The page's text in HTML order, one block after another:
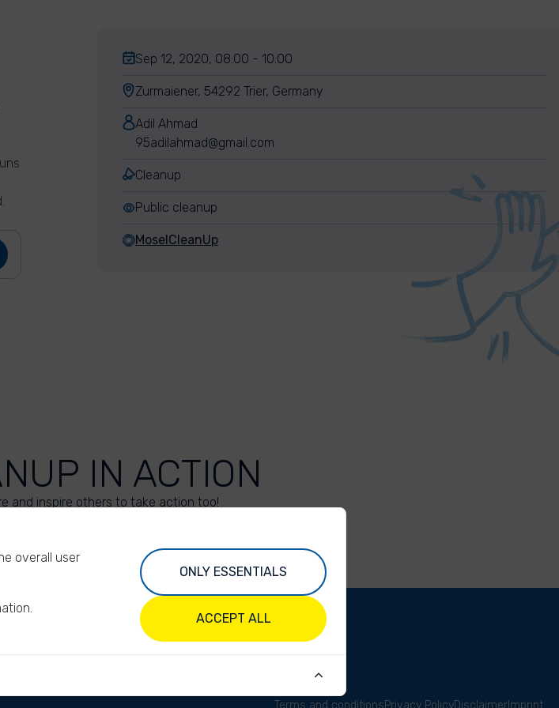
Sep 12, 2020, 08:00 - 10:00
Zurmaiener, 54292 Trier, Germany
Adil Ahmad
95adilahmad@gmail.com
Cleanup
Public cleanup
MoselCleanUp
IN ACTION
and inspire others to take action too!
Terms and conditionsPrivacy PolicyDisclaimer Imprint
overall user
ONLY ESSENTIALS
ACCEPT ALL